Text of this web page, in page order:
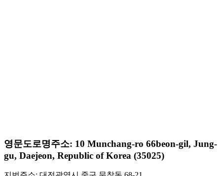
영문도로명주소: 10 Munchang-ro 66beon-gil, Jung-
gu, Daejeon, Republic of Korea (35025)